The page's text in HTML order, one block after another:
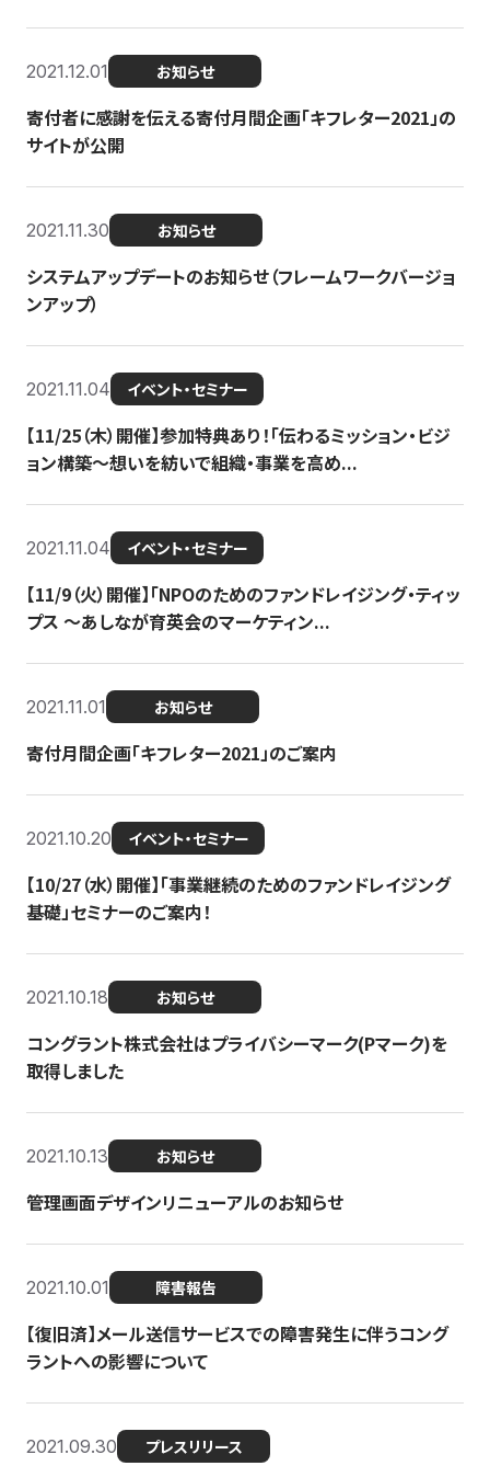
2021.12.01 お知らせ
寄付者に感謝を伝える寄付月間企画「キフレター2021」の
サイトが公開
2021.11.30 お知らせ
システムアップデートのお知らせ（フレームワークバージョ
ンアップ）
2021.11.04 イベント・セミナー
【11/25（木）開催】参加特典あり！「伝わるミッション・ビジ
ョン構築〜想いを紡いで組織・事業を高め...
2021.11.04 イベント・セミナー
【11/9（火）開催】「NPOのためのファンドレイジング・ティッ
プス 〜あしなが育英会のマーケティン...
2021.11.01 お知らせ
寄付月間企画「キフレター2021」のご案内
2021.10.20 イベント・セミナー
【10/27（水）開催】「事業継続のためのファンドレイジング
基礎」セミナーのご案内！
2021.10.18 お知らせ
コングラント株式会社はプライバシーマーク(Pマーク)を
取得しました
2021.10.13 お知らせ
管理画面デザインリニューアルのお知らせ
2021.10.01 障害報告
【復旧済】メール送信サービスでの障害発生に伴うコング
ラントへの影響について
2021.09.30 プレスリリース